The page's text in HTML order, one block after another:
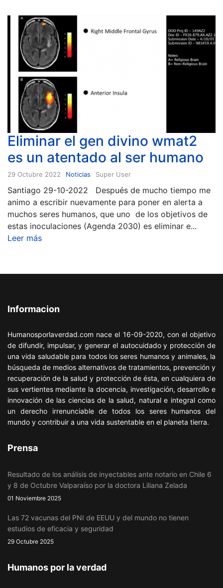
Eliminar el gen divino wmat2
es un atentado al ser humano
29 Octubre 2022 Noticias Super User
Santiago 29-10-2022 Después de mucho tiempo me
animo a escribir nuevamente para poner en alerta a
muchos seres humanos, que uno de los objetivos de
estas inoculaciones (Agenda 2030) es eliminar e...
Leer más
Informacion
Humanosporlaverdad.com nace el 16-09-2020, con el objetivo
de difundir, impulsar, y generar el autocuidado y protección de
una vida saludable para todos los seres humanos y animales, la
búsqueda de medios alternativos de tratamientos, prevención y
recuperación de la salud y protección de ésta, en cualquiera de
sus vertientes mediante la docencia, investigación, desarrollo e
innovación de las ciencias de la salud, natural e integral como
un derecho irrenunciable de todos los seres humanos del
mundo y contribuir a una vida sustentable en el planeta tierra.
Prensa
Resultado de los análisis de inyectables ante notario en Chile 6
y 8 de Octubre Valparaíso por la doctora Liliana Zelada
01 Noviembre 2025
Las 72 vacunas del PNI de EEUU y del mundo no tienen
estudios de eficacia y seguridad
29 Octubre 2025
Humanos por la verdad